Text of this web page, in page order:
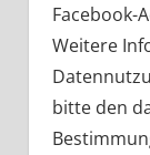
Facebook-
Weitere
bitte den